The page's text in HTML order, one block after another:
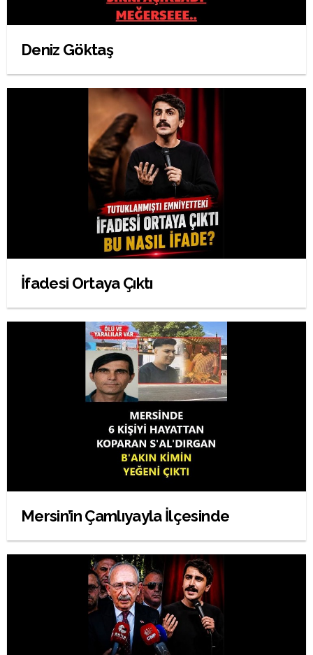
Deniz Göktaş
İfadesi Ortaya Çıktı
Mersin’in Çamlıyayla İlçesinde